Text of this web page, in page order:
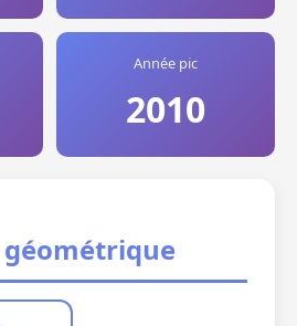
Année pic
2010
géométrique